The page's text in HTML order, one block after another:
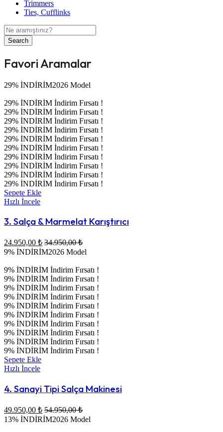
Trimmers
Ties, Cufflinks
Search
Favori Aramalar
29% İNDİRİM2026 Model
29% İNDİRİM İndirim Fırsatı !
29% İNDİRİM İndirim Fırsatı !
29% İNDİRİM İndirim Fırsatı !
29% İNDİRİM İndirim Fırsatı !
29% İNDİRİM İndirim Fırsatı !
29% İNDİRİM İndirim Fırsatı !
29% İNDİRİM İndirim Fırsatı !
29% İNDİRİM İndirim Fırsatı !
29% İNDİRİM İndirim Fırsatı !
29% İNDİRİM İndirim Fırsatı !
Sepete Ekle
Hızlı İncele
3. Salça & Marmelat Karıştırıcı
24.950,00 ₺ 34.950,00₺
9% İNDİRİM2026 Model
9% İNDİRİM İndirim Fırsatı !
9% İNDİRİM İndirim Fırsatı !
9% İNDİRİM İndirim Fırsatı !
9% İNDİRİM İndirim Fırsatı !
9% İNDİRİM İndirim Fırsatı !
9% İNDİRİM İndirim Fırsatı !
9% İNDİRİM İndirim Fırsatı !
9% İNDİRİM İndirim Fırsatı !
9% İNDİRİM İndirim Fırsatı !
9% İNDİRİM İndirim Fırsatı !
Sepete Ekle
Hızlı İncele
4. Sanayi Tipi Salça Makinesi
49.950,00 ₺ 54.950,00₺
13% İNDİRİM2026 Model